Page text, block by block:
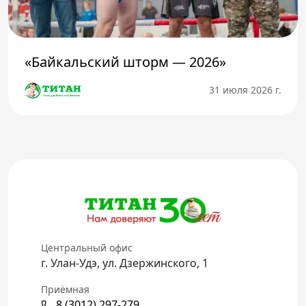
«Байкальский шторм — 2026»
31 июля 2026 г.
Центральный офис
г. Улан-Удэ, ул. Дзержинского, 1
Приёмная